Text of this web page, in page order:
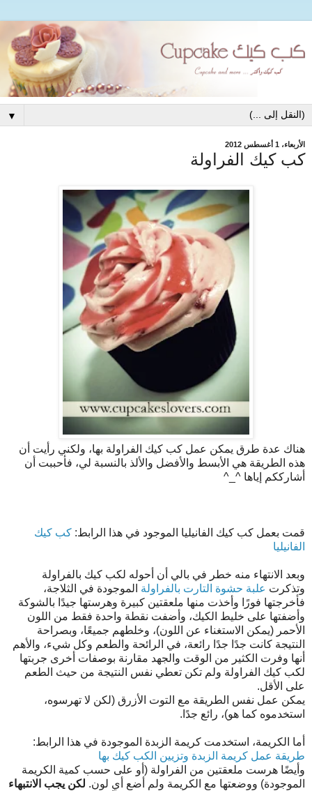
▼
الأربعاء، 1 أغسطس 2012
كب كيك الفراولة
هناك عدة طرق يمكن عمل كب كيك الفراولة بها، ولكني رأيت أن
هذه الطريقة هي الأبسط والأفضل والألذ بالنسبة لي، فأحببت أن
أشارككم إياها ^_^
قمت بعمل كب كيك الفانيليا الموجود في هذا الرابط: كب كيك
الفانيليا
وبعد الانتهاء منه خطر في بالي أن أحوله لكب كيك بالفراولة
وتذكرت علبة حشوة التارت بالفراولة الموجودة في الثلاجة،
فأخرجتها فورًا وأخذت منها ملعقتين كبيرة وهرستها جيدًا بالشوكة
وأضفتها على خليط الكيك، وأضفت نقطة واحدة فقط من اللون
الأحمر (يمكن الاستغناء عن اللون)، وخلطهم جميعًا، وبصراحة
النتيجة كانت جدًا جدًا رائعة، في الرائحة والطعم وكل شيء، والأهم
أنها وفرت الكثير من الوقت والجهد مقارنة بوصفات أخرى جربتها
لكب كيك الفراولة ولم تكن تعطي نفس النتيجة من حيث الطعم
على الأقل.
يمكن عمل نفس الطريقة مع التوت الأزرق (لكن لا تهرسوه،
استخدموه كما هو)، رائع جدًا.
أما الكريمة، استخدمت كريمة الزبدة الموجودة في هذا الرابط:
طريقة عمل كريمة الزبدة وتزيين الكب كيك بها
وأيضًا هرست ملعقتين من الفراولة (أو على حسب كمية الكريمة
الموجودة) ووضعتها مع الكريمة ولم أضع أي لون. لكن يجب الانتبهاء